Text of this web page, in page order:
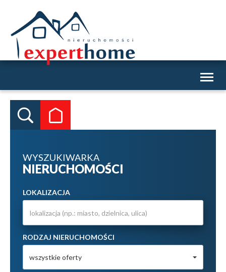
WYSZUKIWARKA
NIERUCHOMOŚCI
LOKALIZACJA
RODZAJ NIERUCHOMOŚCI
wszystkie oferty